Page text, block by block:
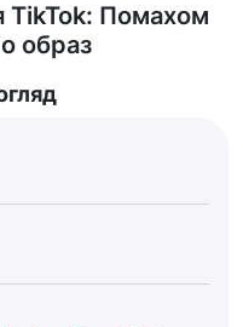
TikTok: Помахом
образ